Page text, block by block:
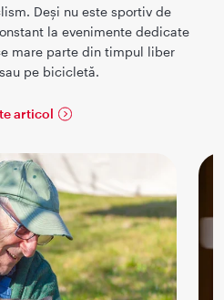
Deși nu este sportiv de
la evenimente dedicate
mare parte din timpul liber
pe bicicletă.
articol